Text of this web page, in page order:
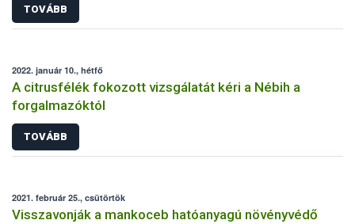
TOVÁBB
2022. január 10., hétfő
A citrusfélék fokozott vizsgálatát kéri a Nébih a
forgalmazóktól
TOVÁBB
2021. február 25., csütörtök
Visszavonják a mankoceb hatóanyagú növényvédő